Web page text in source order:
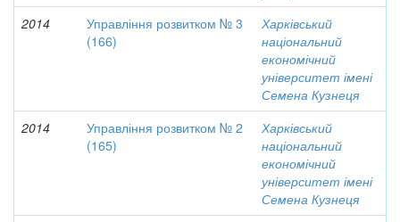
2014
Управління розвитком № 3
(166)
Харківський
національний
економічний
університет імені
Семена Кузнеця
2014
Управління розвитком № 2
(165)
Харківський
національний
економічний
університет імені
Семена Кузнеця